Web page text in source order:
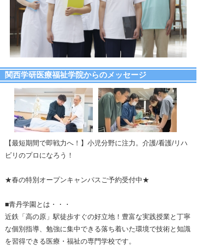
関西学研医療福祉学院からのメッセージ
【最短期間で即戦力へ！】小児分野に注力。介護/看護/リハ
ビリのプロになろう！
★春の特別オープンキャンパスご予約受付中★
■青丹学園とは・・・
近鉄「高の原」駅徒歩すぐの好立地！豊富な実践授業と丁寧
な個別指導、勉強に集中できる落ち着いた環境で技術と知識
を習得できる医療・福祉の専門学校です。